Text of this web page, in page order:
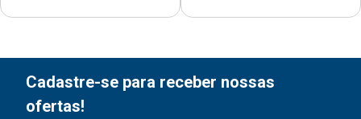
Cadastre-se para receber nossas
ofertas!